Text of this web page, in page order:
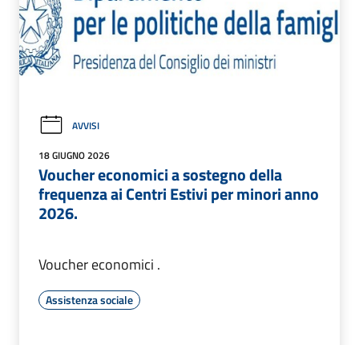
AVVISI
18 GIUGNO 2026
Voucher economici a sostegno della
frequenza ai Centri Estivi per minori anno
2026.
Voucher economici .
Assistenza sociale